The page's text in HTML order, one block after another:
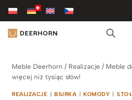
Przejdź
treści
Meble Deerhorn / Realizacje / Meble
więcej niż tysiąc słów!
REALIZACJE | BIURKA | KOMODY |